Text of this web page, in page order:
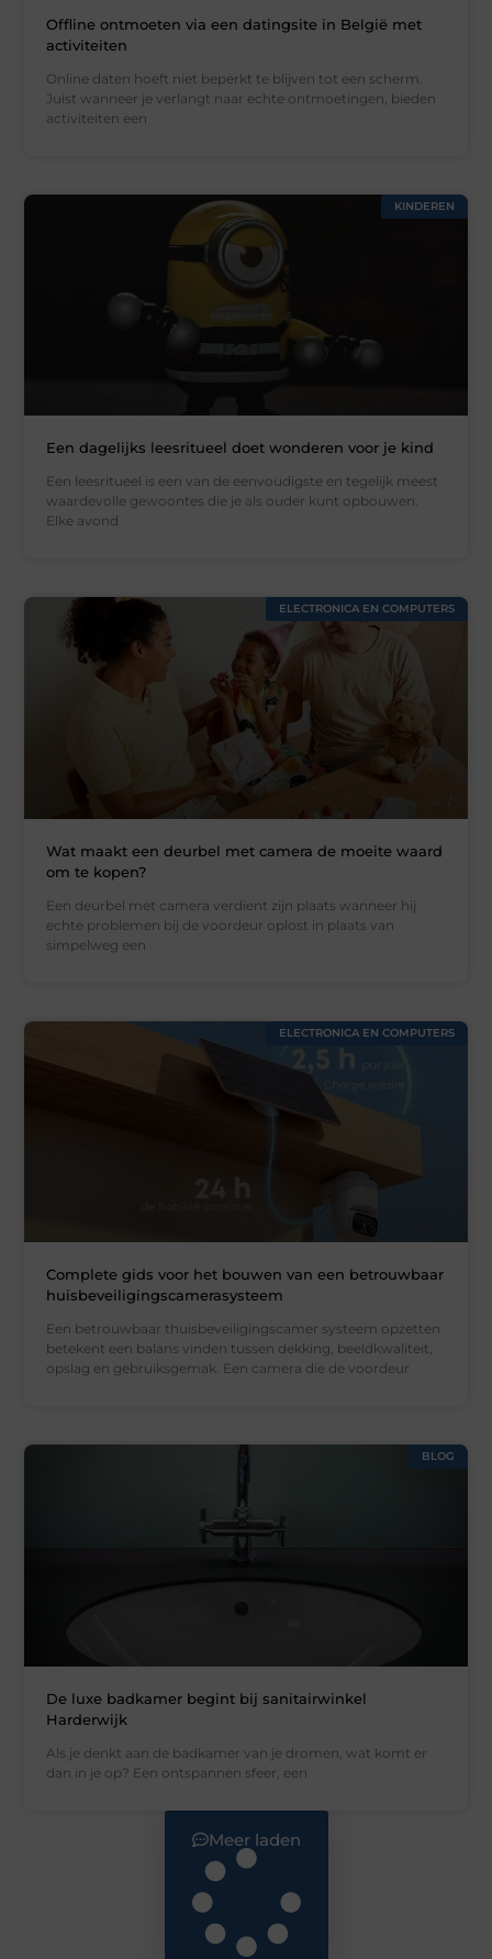
Offline ontmoeten via een datingsite in België met
activiteiten
Online daten hoeft niet beperkt te blijven tot een scherm.
Juist wanneer je verlangt naar echte ontmoetingen, bieden
activiteiten een
KINDEREN
Een dagelijks leesritueel doet wonderen voor je kind
Een leesritueel is een van de eenvoudigste en tegelijk meest
waardevolle gewoontes die je als ouder kunt opbouwen.
Elke avond
ELECTRONICA EN COMPUTERS
Wat maakt een deurbel met camera de moeite waard
om te kopen?
Een deurbel met camera verdient zijn plaats wanneer hij
echte problemen bij de voordeur oplost in plaats van
simpelweg een
ELECTRONICA EN COMPUTERS
Complete gids voor het bouwen van een betrouwbaar
huisbeveiligingscamerasysteem
Een betrouwbaar thuisbeveiligingscamer systeem opzetten
betekent een balans vinden tussen dekking, beeldkwaliteit,
opslag en gebruiksgemak. Een camera die de voordeur
BLOG
De luxe badkamer begint bij sanitairwinkel
Harderwijk
Als je denkt aan de badkamer van je dromen, wat komt er
dan in je op? Een ontspannen sfeer, een
Meer laden